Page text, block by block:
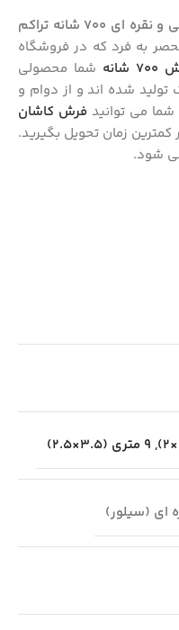
فرش طرح آروانا رنگ سرمه ای، دلفینی و نقره ای 700 شانه تراکم
به فرد که در فروشگاه
شما محصولی
تولید شده اند و از دوام و
می توانید فرش کاشان
زمان تحویل بگیرید.
شود.
, 9 متری (3.5×2.5)
ای (سیلور)